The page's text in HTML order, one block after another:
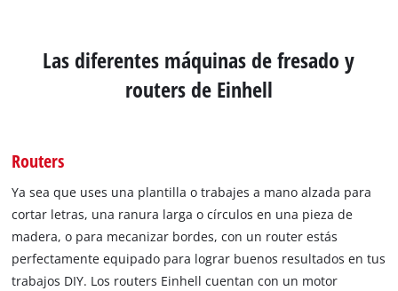
Las diferentes máquinas de fresado y
routers de Einhell
Routers
Ya sea que uses una plantilla o trabajes a mano alzada para
cortar letras, una ranura larga o círculos en una pieza de
madera, o para mecanizar bordes, con un router estás
perfectamente equipado para lograr buenos resultados en tus
trabajos DIY. Los routers Einhell cuentan con un motor